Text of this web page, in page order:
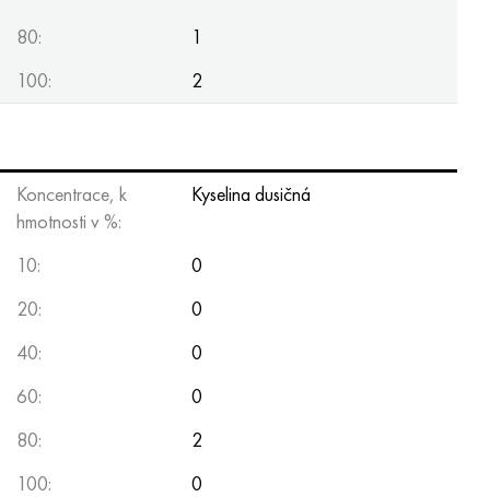
80:
1
100:
2
Koncentrace, k
hmotnosti v %:
Kyselina dusičná
10:
0
20:
0
40:
0
60:
0
80:
2
100:
0